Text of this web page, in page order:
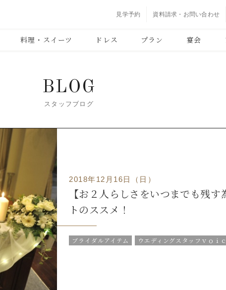
見学予約 資料請求・お問い合わせ
料理・スイーツ ドレス プラン 宴会
BLOG
スタッフブログ
2018年12月16日（日）
【お２人らしさをいつまでも残
トのススメ！
ブライダルアイテム ウエディングスタッフｖｏｉ